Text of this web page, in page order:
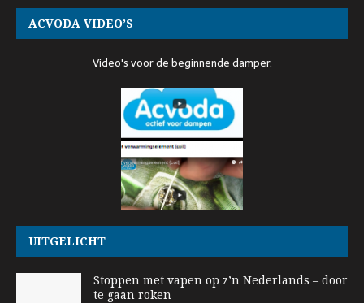
ACVODA VIDEO’S
Video's voor de beginnende damper.
UITGELICHT
Stoppen met vapen op z’n Nederlands – door
te gaan roken